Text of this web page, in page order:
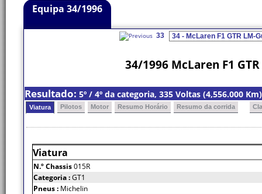
Equipa 34/1996
33
34/1996 McLaren F1
Resultado: 5º / 4º da categoria, 335 Voltas (4,556.000
Viatura Pilotos Motor Resumo Horário Resumo da corrida
Viatura
N.º Chassis015R
Categoria :GT1
Pneus : Michelin